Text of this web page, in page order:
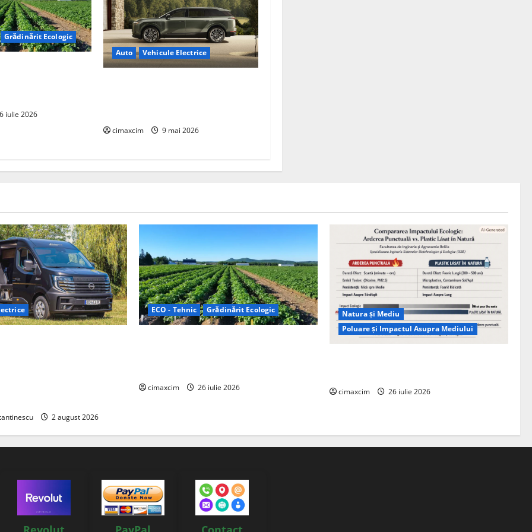
Grădinărit Ecologic
iulie 2026
Auto Vehicule Electrice
cimaxcim 9 mai 2026
2 august 2026
ECO - Tehnic Grădinărit Ecologic
cimaxcim 26 iulie 2026
Natura și Mediu
Poluare și Impactul Asupra Mediului
cimaxcim 26 iulie 2026